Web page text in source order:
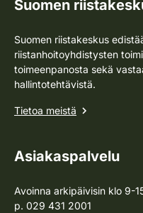
Suomen
Suomen riistakeskus
riistanhoitoyhdistysten
toimeenpanosta sekä
hallintotehtävistä.
Tietoa meistä
Asiakaspalvelu
Avoinna arkipäivisin klo 9-
p. 029 431 2001